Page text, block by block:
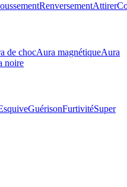
RenversementAttirer
de chocAura magnétiqueAura
noire
GuérisonFurtivitéSuper